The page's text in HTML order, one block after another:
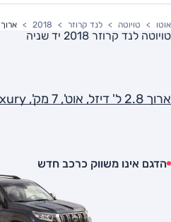
אוטו טויוטה לנד קרוזר 2018 ארוך 2.8 ל' דיזל, אוט', 7 מק', Luxury
טויוטה לנד קרוזר 2018 יד שניה
ארוך 2.8 ל' דיזל, אוט', 7 מק', Luxury
הדגם אינו משווק כרכב חדש